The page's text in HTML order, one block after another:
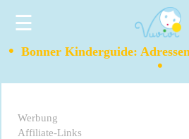
☰
• Bonner Kinderguide:
•
Werbung
Affiliate-Links